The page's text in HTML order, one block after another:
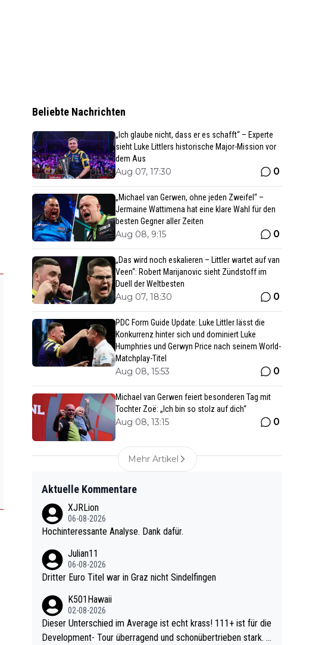
Beliebte Nachrichten
„Ich glaube nicht, dass er es schafft“ – Experte
sieht Luke Littlers historische Major-Mission vor
dem Aus
Aug 07, 17:30 0
„Michael van Gerwen, ohne jeden Zweifel“ –
Jermaine Wattimena hat eine klare Wahl für den
besten Gegner aller Zeiten
Aug 08, 9:15 0
„Das wird noch eskalieren – Littler wartet auf van
Veen“: Robert Marijanovic sieht Zündstoff im
Duell der Weltbesten
Aug 07, 18:30 0
PDC Form Guide Update: Luke Littler lässt die
Konkurrenz hinter sich und dominiert Luke
Humphries und Gerwyn Price nach seinem World-
Matchplay-Titel
Aug 08, 15:53 0
Michael van Gerwen feiert besonderen Tag mit
Tochter Zoë: „Ich bin so stolz auf dich“
Aug 08, 13:15 0
Mehr Artikel
Aktuelle Kommentare
XJRLion
06-08-2026
Hochinteressante Analyse. Dank dafür.
Julian11
06-08-2026
Dritter Euro Titel war in Graz nicht Sindelfingen
K501Hawaii
02-08-2026
Dieser Unterschied im Average ist echt krass! 111+ ist für die
Development- Tour überragend und schonübertrieben stark. U